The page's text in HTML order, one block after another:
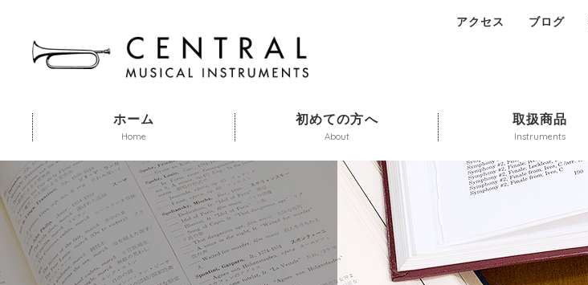
アクセス ブログ
ホーム
Home
初めての方へ
About
取扱商品
Instruments